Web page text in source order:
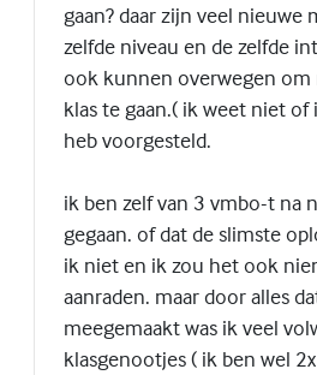
gaan? daar zijn veel nieuwe
zelfde niveau en de zelfde
ook kunnen overwegen om
klas te gaan.( ik weet niet of
heb voorgesteld.
ik ben zelf van 3 vmbo-t na
gegaan. of dat de slimste
ik niet en ik zou het ook
aanraden. maar door alles
meegemaakt was ik veel
klasgenootjes ( ik ben wel